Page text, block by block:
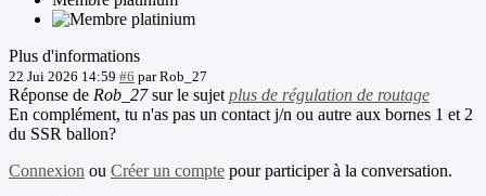
Plus d'informations
22 Jui 2026 14:59 #6 parRob_27
Réponse de Rob_27sur le sujet plus de régulation de routage
En complément, tu n'as pas un contact j/n ou autre aux bornes 1 et 2
du SSR ballon?
Connexion ou Créer un compte pour participer à la conversation.